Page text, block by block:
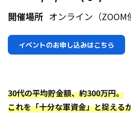
開催場所 オンライン（ZOOM
イベントのお申し込みはこちら
30代の平均貯金額、約300万円。
これを「十分な軍資金」と捉える